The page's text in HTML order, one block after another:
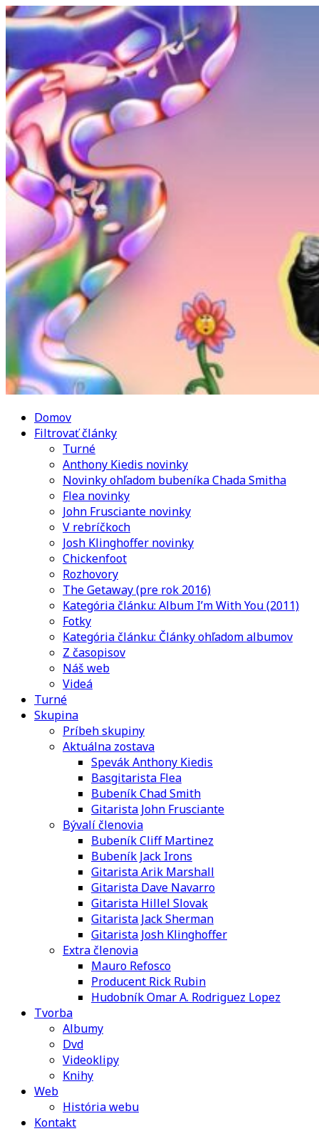
Domov
Filtrovať články
Turné
Anthony Kiedis novinky
Novinky ohľadom bubeníka Chada Smitha
Flea novinky
John Frusciante novinky
V rebríčkoch
Josh Klinghoffer novinky
Chickenfoot
Rozhovory
The Getaway (pre rok 2016)
Kategória článku: Album I’m With You (2011)
Fotky
Kategória článku: Články ohľadom albumov
Z časopisov
Náš web
Videá
Turné
Skupina
Príbeh skupiny
Aktuálna zostava
Spevák Anthony Kiedis
Basgitarista Flea
Bubeník Chad Smith
Gitarista John Frusciante
Bývalí členovia
Bubeník Cliff Martinez
Bubeník Jack Irons
Gitarista Arik Marshall
Gitarista Dave Navarro
Gitarista Hillel Slovak
Gitarista Jack Sherman
Gitarista Josh Klinghoffer
Extra členovia
Mauro Refosco
Producent Rick Rubin
Hudobník Omar A. Rodriguez Lopez
Tvorba
Albumy
Dvd
Videoklipy
Knihy
Web
História webu
Kontakt